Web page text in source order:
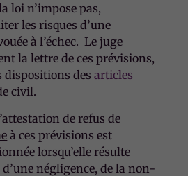
loi n’impose pas,
les risques d’une
à l’échec. Le juge
la lettre de ces prévisions,
dispositions desarticles
civil.
de refus de
à ces prévisions est
lorsqu’elle résulte
négligence, de la non-